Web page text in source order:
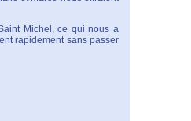
Michel, ce qui nous a
rapidement sans passer